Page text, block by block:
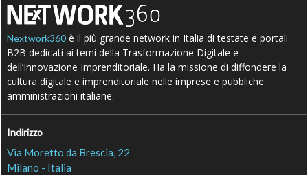
Nextwork360 è il più grande network in Italia di testate e portali
B2B dedicati ai temi della Trasformazione Digitale e
dell’Innovazione Imprenditoriale. Ha la missione di diffondere la
cultura digitale e imprenditoriale nelle imprese e pubbliche
amministrazioni italiane.
Indirizzo
Via Moretto da Brescia, 22
Milano - Italia